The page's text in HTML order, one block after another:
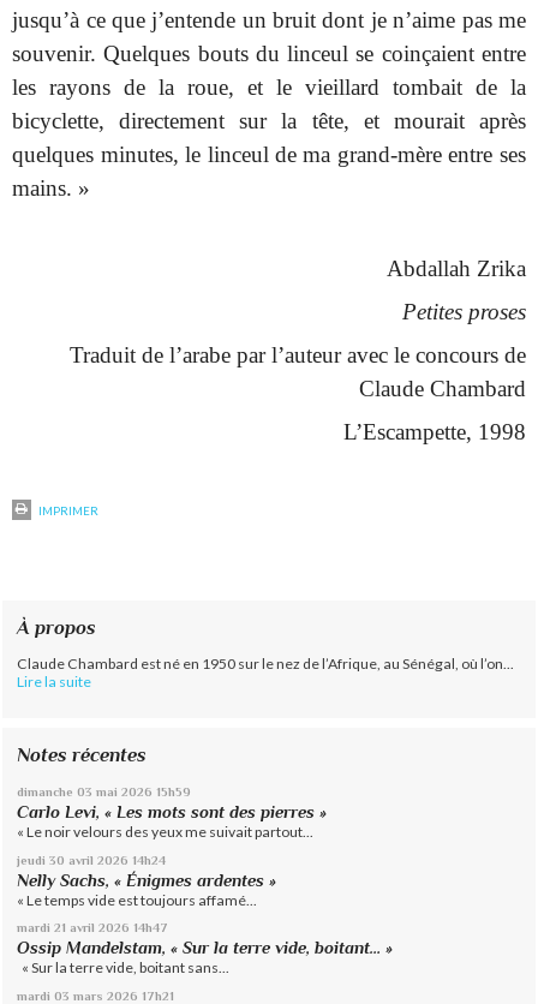
jusqu’à ce que j’entende un bruit dont je n’aime pas me
souvenir. Quelques bouts du linceul se coinçaient entre
les rayons de la roue, et le vieillard tombait de la
bicyclette, directement sur la tête, et mourait après
quelques minutes, le linceul de ma grand-mère entre ses
mains. »
Abdallah Zrika
Petites proses
Traduit de l’arabe par l’auteur avec le concours de
Claude Chambard
L’Escampette, 1998
IMPRIMER
À propos
Claude Chambard est né en 1950 sur le nez de l’Afrique, au Sénégal, où l’on...
Lire la suite
Notes récentes
dimanche 03 mai 2026 15h59
Carlo Levi, « Les mots sont des pierres »
« Le noir velours des yeux me suivait partout...
jeudi 30 avril 2026 14h24
Nelly Sachs, « Énigmes ardentes »
« Le temps vide est toujours affamé...
mardi 21 avril 2026 14h47
Ossip Mandelstam, « Sur la terre vide, boitant… »
« Sur la terre vide, boitant sans...
mardi 03 mars 2026 17h21